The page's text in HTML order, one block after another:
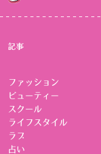
記事
ファッション
ビューティー
スクール
ライフスタイル
ラブ
占い